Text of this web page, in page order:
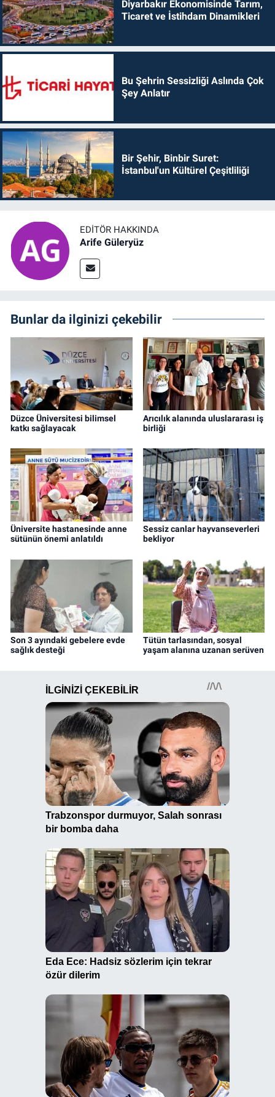
Diyarbakır Ekonomisinde Tarım,
Ticaret ve İstihdam Dinamikleri
Bu Şehrin Sessizliği Aslında Çok
Şey Anlatır
Bir Şehir, Binbir Suret:
İstanbul'un Kültürel Çeşitliliği
EDITÖR HAKKINDA
Arife Güleryüz
Bunlar da ilginizi çekebilir
Düzce Üniversitesi bilimsel
katkı sağlayacak
Arıcılık alanında uluslararası iş
birliği
Üniversite hastanesinde anne
sütünün önemi anlatıldı
Sessiz canlar hayvanseverleri
bekliyor
Son 3 ayındaki gebelere evde
sağlık desteği
Tütün tarlasından, sosyal
yaşam alanına uzanan serüven